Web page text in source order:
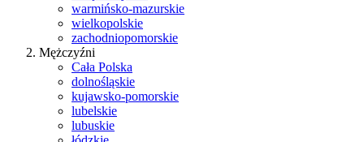
warmińsko-mazurskie
wielkopolskie
zachodniopomorskie
Mężczyźni
Cała Polska
dolnośląskie
kujawsko-pomorskie
lubelskie
lubuskie